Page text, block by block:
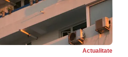
Actualitate